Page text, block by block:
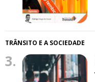
TRÂNSITO E A SOCIEDADE
3.